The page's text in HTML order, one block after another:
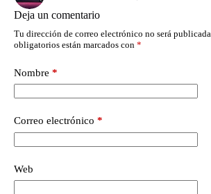
Deja un comentario
Tu dirección de correo electrónico no será publicada.
obligatorios están marcados con *
Nombre *
Correo electrónico *
Web